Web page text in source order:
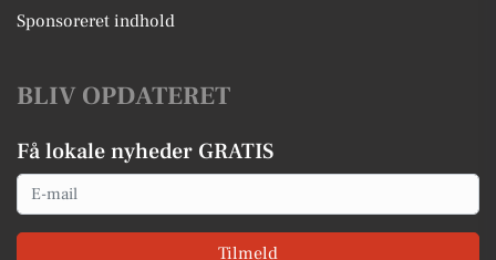
Sponsoreret indhold
BLIV OPDATERET
Få lokale nyheder GRATIS
Email
Tilmeld